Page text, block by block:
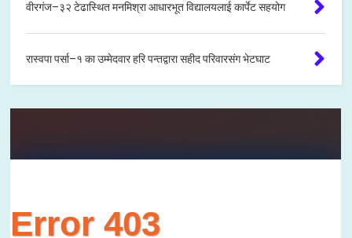
वीरगंज–३२ टेढास्थित मनमिश्रा आधारभूत विद्यालयलाई कार्पेट सहयोग
रास्वपा पर्सा–१ का उम्मेदवार हरि पन्तद्वारा सहीद परिवारसंग भेटघाट